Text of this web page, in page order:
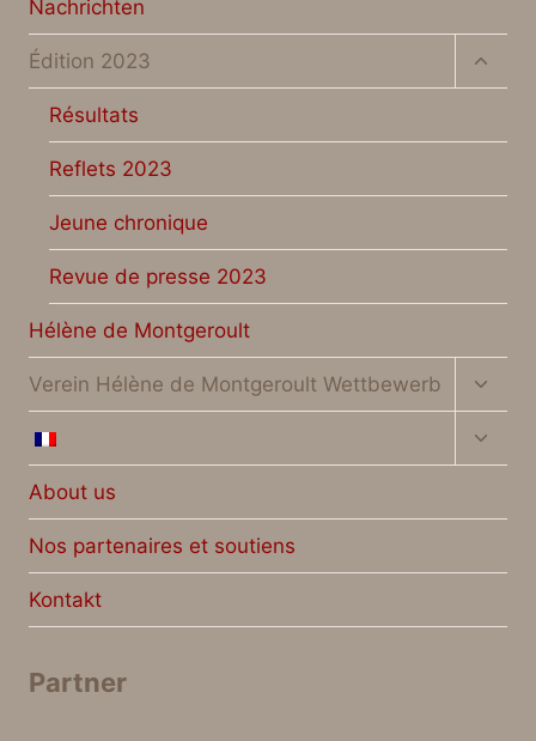
Nachrichten
Édition 2023
Résultats
Reflets 2023
Jeune chronique
Revue de presse 2023
Hélène de Montgeroult
Verein Hélène de Montgeroult Wettbewerb
About us
Nos partenaires et soutiens
Kontakt
Partner